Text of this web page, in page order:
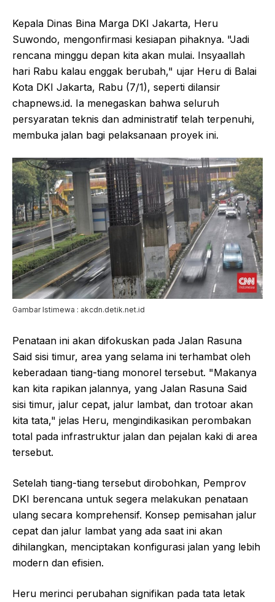
Kepala Dinas Bina Marga DKI Jakarta, Heru
Suwondo, mengonfirmasi kesiapan pihaknya. "Jadi
rencana minggu depan kita akan mulai. Insyaallah
hari Rabu kalau enggak berubah," ujar Heru di Balai
Kota DKI Jakarta, Rabu (7/1), seperti dilansir
chapnews.id. Ia menegaskan bahwa seluruh
persyaratan teknis dan administratif telah terpenuhi,
membuka jalan bagi pelaksanaan proyek ini.
Gambar Istimewa : akcdn.detik.net.id
Penataan ini akan difokuskan pada Jalan Rasuna
Said sisi timur, area yang selama ini terhambat oleh
keberadaan tiang-tiang monorel tersebut. "Makanya
kan kita rapikan jalannya, yang Jalan Rasuna Said
sisi timur, jalur cepat, jalur lambat, dan trotoar akan
kita tata," jelas Heru, mengindikasikan perombakan
total pada infrastruktur jalan dan pejalan kaki di area
tersebut.
Setelah tiang-tiang tersebut dirobohkan, Pemprov
DKI berencana untuk segera melakukan penataan
ulang secara komprehensif. Konsep pemisahan jalur
cepat dan jalur lambat yang ada saat ini akan
dihilangkan, menciptakan konfigurasi jalan yang lebih
modern dan efisien.
Heru merinci perubahan signifikan pada tata letak